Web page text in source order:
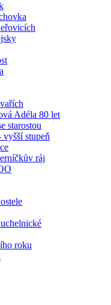
Adéla 80 let
starostou
stupeň
ráj
roku